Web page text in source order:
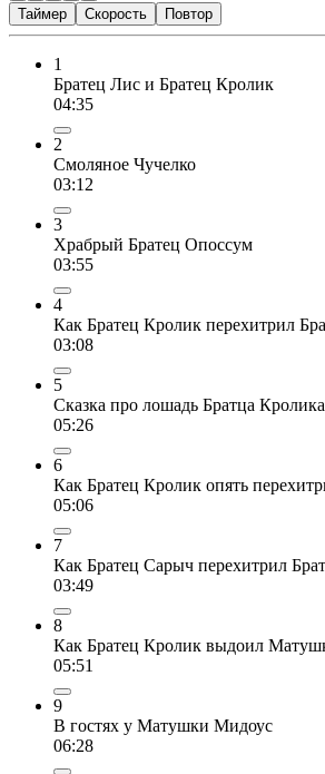
Таймер Скорость Повтор
1
Братец Лис и Братец Кролик
04:35
2
Смоляное Чучелко
03:12
3
Храбрый Братец Опоссум
03:55
4
Как Братец Кролик перехитрил
03:08
5
Сказка про лошадь Братца Кролика
05:26
6
Как Братец Кролик опять
05:06
7
Как Братец Сарыч перехитрил
03:49
8
Как Братец Кролик выдоил
05:51
9
В гостях у Матушки Мидоус
06:28